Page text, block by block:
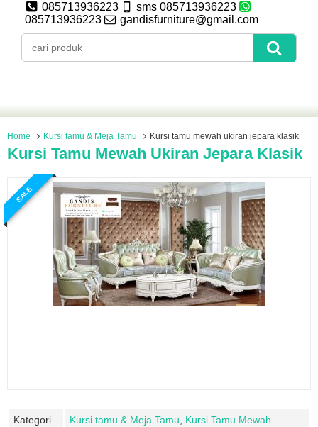
085713936223
sms 085713936223
085713936223
gandisfurniture@gmail.com
Home Kursi tamu & Meja Tamu Kursi tamu mewah ukiran jepara klasik
Kursi Tamu Mewah Ukiran Jepara Klasik
SALE
Kategori Kursi tamu & Meja Tamu, Kursi Tamu Mewah